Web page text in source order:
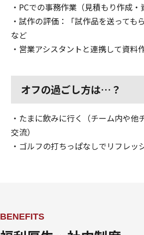
・PCでの事務作業（見積もり作成・
・試作の評価：「試作品を送っても
など
・営業アシスタントと連携して資料
オフの過ごし方は…？
・たまに飲みに行く（チーム内や他
交流）
・ゴルフの打ちっぱなしでリフレッ
BENEFITS